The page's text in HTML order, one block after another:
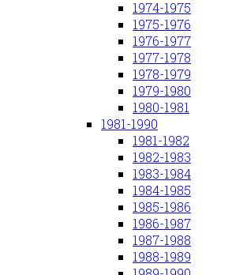
1974-1975
1975-1976
1976-1977
1977-1978
1978-1979
1979-1980
1980-1981
1981-1990
1981-1982
1982-1983
1983-1984
1984-1985
1985-1986
1986-1987
1987-1988
1988-1989